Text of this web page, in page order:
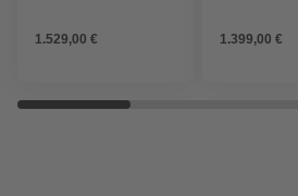
1.529,00 € 1.399,00 €